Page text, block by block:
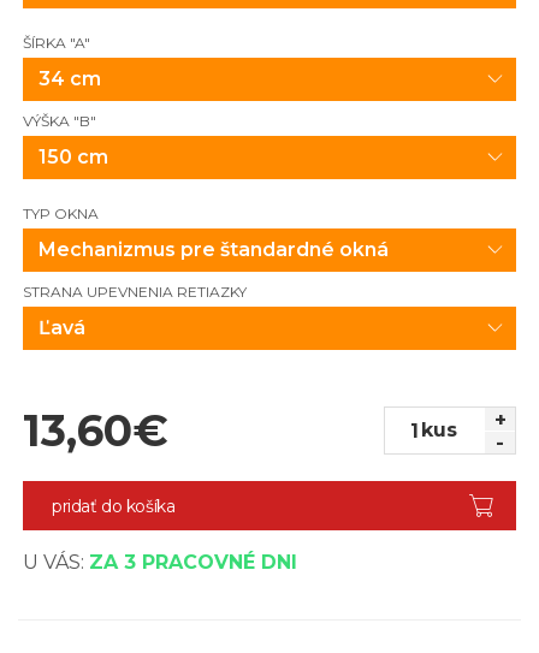
ŠÍRKA "A"
34 cm
VÝŠKA "B"
150 cm
TYP OKNA
Mechanizmus pre štandardné okná
STRANA UPEVNENIA RETIAZKY
Ľavá
13,60€ kus
+
-
pridať do košíka
U VÁS: ZA 3 PRACOVNÉ DNI